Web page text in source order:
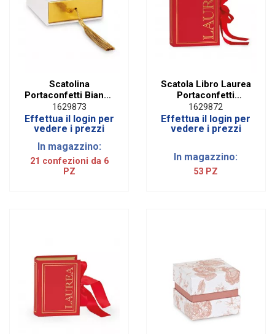
Scatolina
Portaconfetti Bianca
con Nappina e
Inserto Removibile
Oro (6 PZ)
1629873
Effettua il login per
vedere i prezzi
In magazzino:
21 confezioni da 6
PZ
Scatola Libro Laurea
Portaconfetti
Grande Con Inserto
Removibile | H 19
cm
1629872
Effettua il login per
vedere i prezzi
In magazzino:
53 PZ